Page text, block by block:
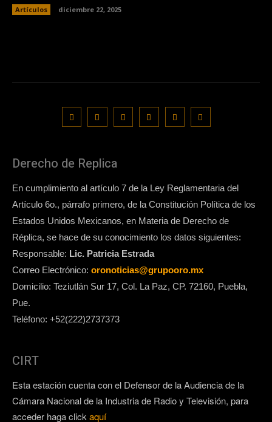
Artículos diciembre 22, 2025
Derecho de Replica
En cumplimiento al artículo 7 de la Ley Reglamentaria del
Artículo 6o., párrafo primero, de la Constitución Política de los
Estados Unidos Mexicanos, en Materia de Derecho de
Réplica, se hace de su conocimiento los datos siguientes:
Responsable: Lic. Patricia Estrada
Correo Electrónico: oronoticias@grupooro.mx
Domicilio: Teziutlán Sur 17, Col. La Paz, CP. 72160, Puebla,
Pue.
Teléfono: +52(222)2737373
CIRT
Esta estación cuenta con el Defensor de la Audiencia de la
Cámara Nacional de la Industria de Radio y Televisión, para
acceder haga click aquí